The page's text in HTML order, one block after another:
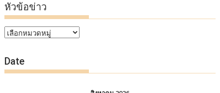
หัวข้อข่าว
หัวข้อ
Date